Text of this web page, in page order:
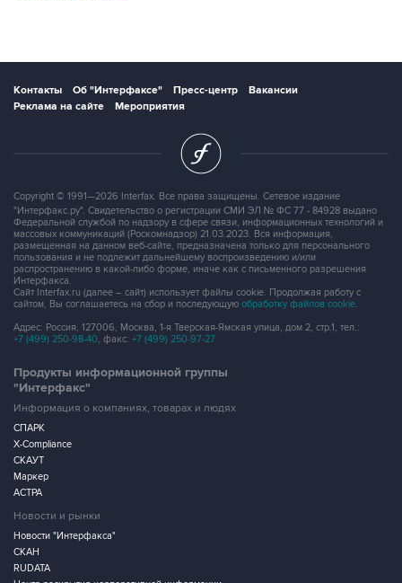
Контакты Об "Интерфаксе" Пресс-центр
Вакансии
Реклама на сайте
Мероприятия
Copyright © 1991—2026 Interfax. Все права защищены. Сетевое издание
"Интерфакс.ру". Свидетельство о регистрации СМИ ЭЛ № ФС 77 - 84928 выдано
Федеральной службой по надзору в сфере связи, информационных технологий и
массовых коммуникаций (Роскомнадзор) 21.03.2023. Вся информация,
размещенная на данном веб-сайте, предназначена только для персонального
пользования и не подлежит дальнейшему воспроизведению и/или
распространению в какой-либо форме, иначе как с письменного разрешения
Интерфакса.
Сайт Interfax.ru (далее – сайт) использует файлы cookie. Продолжая работу с
сайтом, Вы соглашаетесь на сбор и последующую обработку файлов cookie.
Адрес: Россия, 127006, Москва, 1-я Тверская-Ямская улица, дом 2, стр.1, тел.:
+7 (499) 250-98-40, факс: +7 (499) 250-97-27
Продукты информационной группы
"Интерфакс"
Информация о компаниях, товарах и людях
СПАРК
X-Compliance
СКАУТ
Маркер
АСТРА
Новости и рынки
Новости "Интерфакса"
СКАН
RUDATA